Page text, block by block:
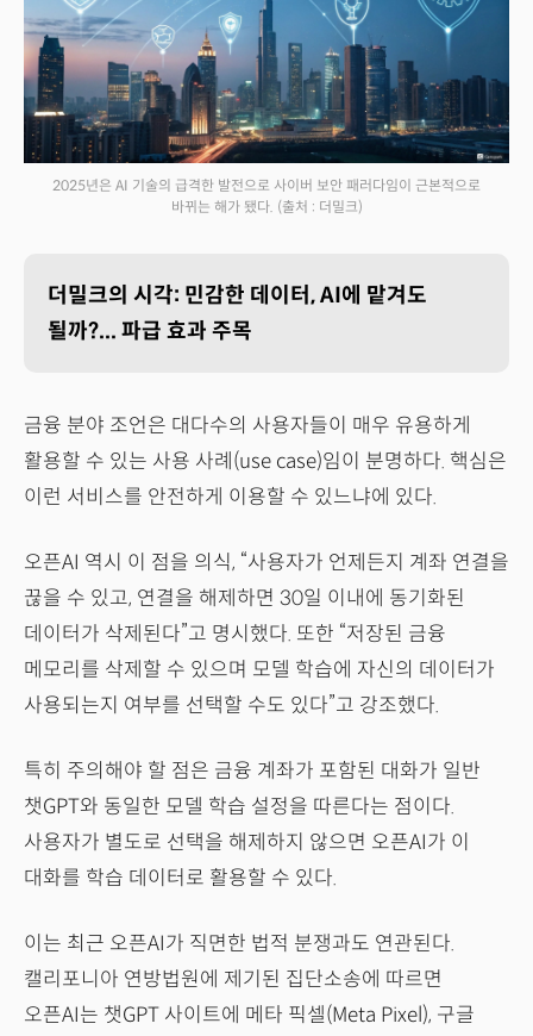
2025년은 AI 기술의 급격한 발전으로 사이버 보안 패러다임이 근본적으로
바뀌는 해가 됐다. (출처 : 더밀크)
더밀크의 시각: 민감한 데이터, AI에 맡겨도
될까?... 파급 효과 주목
금융 분야 조언은 대다수의 사용자들이 매우 유용하게
활용할 수 있는 사용 사례(use case)임이 분명하다. 핵심은
이런 서비스를 안전하게 이용할 수 있느냐에 있다.
오픈AI 역시 이 점을 의식, “사용자가 언제든지 계좌 연결을
끊을 수 있고, 연결을 해제하면 30일 이내에 동기화된
데이터가 삭제된다”고 명시했다. 또한 “저장된 금융
메모리를 삭제할 수 있으며 모델 학습에 자신의 데이터가
사용되는지 여부를 선택할 수도 있다”고 강조했다.
특히 주의해야 할 점은 금융 계좌가 포함된 대화가 일반
챗GPT와 동일한 모델 학습 설정을 따른다는 점이다.
사용자가 별도로 선택을 해제하지 않으면 오픈AI가 이
대화를 학습 데이터로 활용할 수 있다.
이는 최근 오픈AI가 직면한 법적 분쟁과도 연관된다.
캘리포니아 연방법원에 제기된 집단소송에 따르면
오픈AI는 챗GPT 사이트에 메타 픽셀(Meta Pixel), 구글